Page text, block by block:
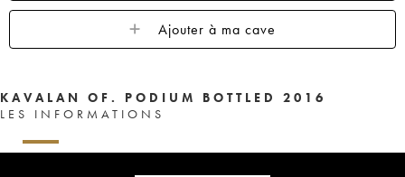
Ajouter à ma cave
KAVALAN OF. PODIUM BOTTLED 2016
LES INFORMATIONS